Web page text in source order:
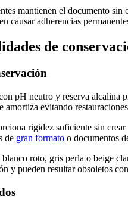
mantienen el documento
causar adherencias
de
pH neutro y reserva alcalina
amortiza evitando
rigidez suficiente sin
de gran formato o documentos
roto, gris perla o beige
y pueden resultar obsoletos